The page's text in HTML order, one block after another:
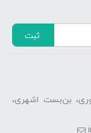
ثبت
بن‌بست اشهری،